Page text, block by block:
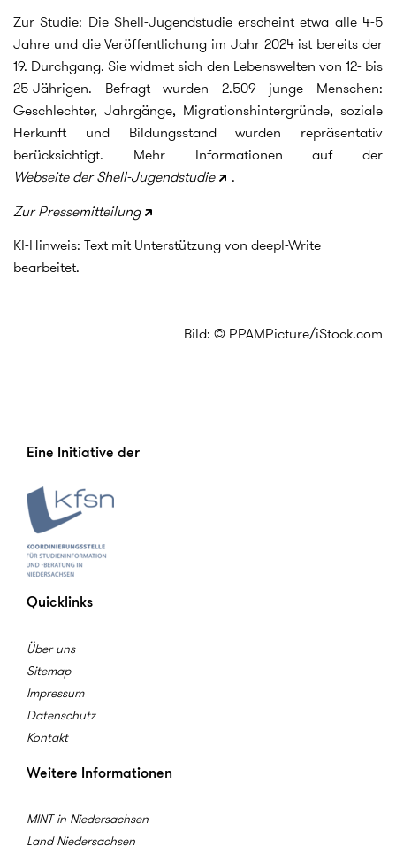
Zur Studie: Die Shell-Jugendstudie erscheint etwa alle 4-5
Jahre und die Veröffentlichung im Jahr 2024 ist bereits der
19. Durchgang. Sie widmet sich den Lebenswelten von 12- bis
25-Jährigen. Befragt wurden 2.509 junge Menschen:
Geschlechter, Jahrgänge, Migrationshintergründe, soziale
Herkunft und Bildungsstand wurden repräsentativ
berücksichtigt. Mehr Informationen auf der
Webseite der Shell-Jugendstudie
.
Zur Pressemitteilung
KI-Hinweis: Text mit Unterstützung von deepl-Write
bearbeitet.
Bild: © PPAMPicture/iStock.com
Eine Initiative der
Quicklinks
Über uns
Sitemap
Impressum
Datenschutz
Kontakt
Weitere Informationen
MINT in Niedersachsen
Land Niedersachsen